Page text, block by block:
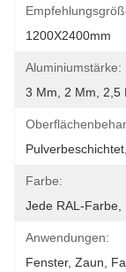
1200X2400mm
Aluminiumstärke:
3 Mm, 2 Mm, 2,5
Farbe:
Jede RAL-Farbe,
Anwendungen:
Fenster, Zaun,